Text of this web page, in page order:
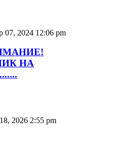
07, 2024 12:06 pm
НА
2026 2:55 pm